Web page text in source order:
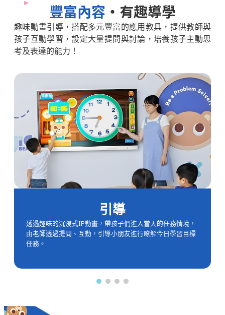
豐富內容 ・有趣導學
趣味動畫引導，搭配多元豐富的應用教具，提供教師與
孩子互動學習，設定大量提問與討論，培養孩子主動思
考及表達的能力！
引導
透過趣味的沉浸式IP動畫，帶孩子們進入當天的任務情境，
由老師透過提問、互動，引導小朋友進行暸解今日學習目標
任務。